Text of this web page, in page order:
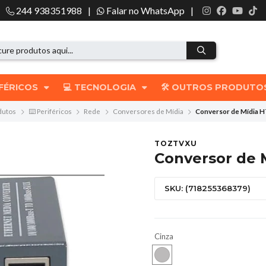
244 938351988 | Falar no WhatsApp |
💻 TECNOLOGIA 🛠️ OUTROS
⌨️ Periféricos Rede Conversores de Mídia Conversor de Mídia
TOZTVXU
Conversor de
SKU: (718255368379)
Cinza